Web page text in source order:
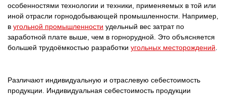
особенностями технологии и техники, применяемых в той или
иной отрасли горнодобывающей промышленности. Например,
в угольной промышленности удельный вес затрат по
заработной плате выше, чем в горнорудной. Это объясняется
большей трудоёмкостью разработки угольных месторождений
Различают индивидуальную и отраслевую себестоимость
продукции. Индивидуальная себестоимость продукции